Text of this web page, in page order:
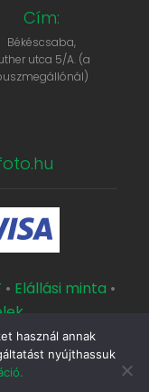
Cím:
Békéscsaba,
utca 5/A. (a
• Elállási minta •
és Műterem.
használ annak
nyújthassuk